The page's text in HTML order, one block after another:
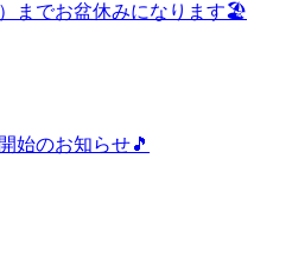
までお盆休みになります🏖
始のお知らせ🎵